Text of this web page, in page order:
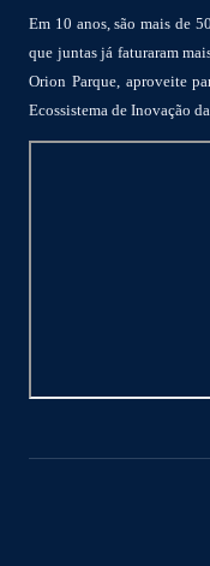
Em 10 anos, são mais de
que juntas já faturaram
Orion Parque, aproveite
Ecossistema de Inovação